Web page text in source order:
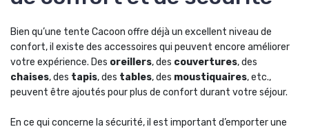
Bien qu’une tente Cacoon offre déjà un excellent niveau de
confort, il existe des accessoires qui peuvent encore améliorer
votre expérience. Des oreillers, des couvertures, des
chaises, des tapis, des tables, des moustiquaires, etc.,
peuvent être ajoutés pour plus de confort durant votre séjour.
En ce qui concerne la sécurité, il est important d’emporter une